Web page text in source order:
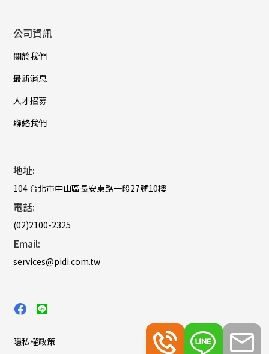
公司資訊
關於我們
最新消息
人才招募
聯絡我們
地址:
104 台北市中山區長安東路一段27號10樓
電話:
(02)2100-2325
Email:
services@pidi.com.tw
隱私權政策